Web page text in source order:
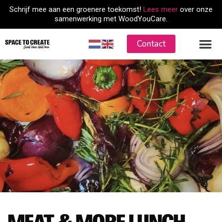
SkipSchrijf mee aan een groenere toekomst! Lees meer over onze
samenwerking met WoodYouCare.
Contact